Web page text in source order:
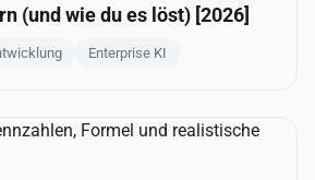
(und wie du es löst) [2026]
Enterprise KI